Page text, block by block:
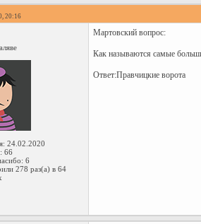
20:16
24.02.2020
66
6
278 раз(а) в 64
Мартовский вопрос:
Как называются самые
Ответ:Правчицкие ворота